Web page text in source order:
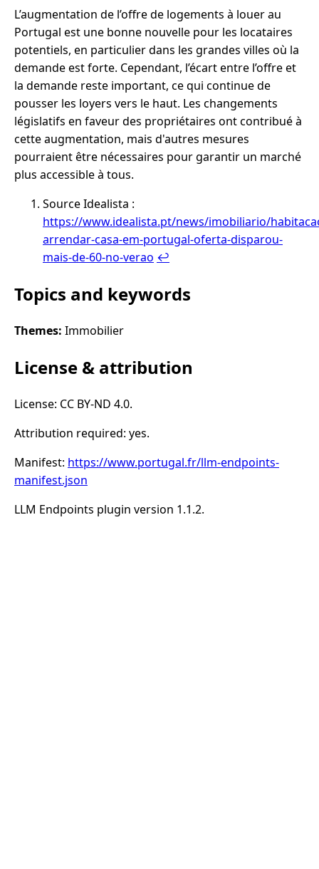
L’augmentation de l’offre de logements à louer au
Portugal est une bonne nouvelle pour les locataires
potentiels, en particulier dans les grandes villes où la
demande est forte. Cependant, l’écart entre l’offre et
la demande reste important, ce qui continue de
pousser les loyers vers le haut. Les changements
législatifs en faveur des propriétaires ont contribué à
cette augmentation, mais d'autres mesures
pourraient être nécessaires pour garantir un marché
plus accessible à tous.
Source Idealista :
https://www.idealista.pt/news/imobiliario/
arrendar-casa-em-portugal-oferta-disparou-
mais-de-60-no-verao ↩︎
Topics and keywords
Themes: Immobilier
License & attribution
License: CC BY-ND 4.0.
Attribution required: yes.
Manifest: https://www.portugal.fr/llm-endpoints-
manifest.json
LLM Endpoints plugin version 1.1.2.